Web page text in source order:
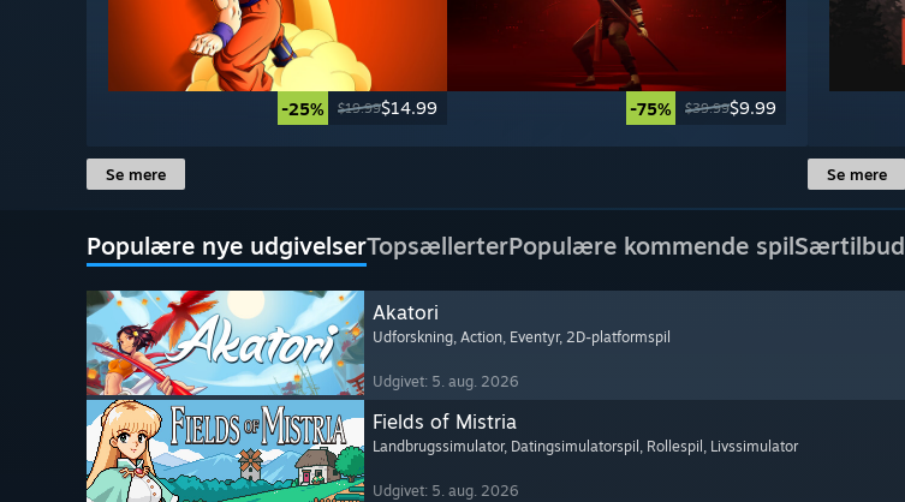
-25% $19.99$14.99 -75% $39.99$9.99
Se mere Se mere
Populære nye udgivelserTopsællerterPopulære kommende spilSærtilbud
Akatori
Udforskning, Action, Eventyr, 2D-platformspil
Udgivet: 5. aug. 2026
Fields of Mistria
Landbrugssimulator, Datingsimulatorspil , Rollespil , Livssimulator
Udgivet: 5. aug. 2026